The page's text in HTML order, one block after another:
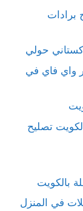
تصليح برادات
حولي
واي فاي في
تصليح
بالكويت
في المنزل